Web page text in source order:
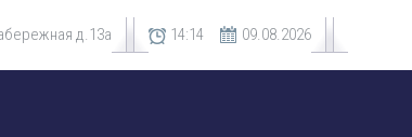
д.13а 14 14 09.08.2026